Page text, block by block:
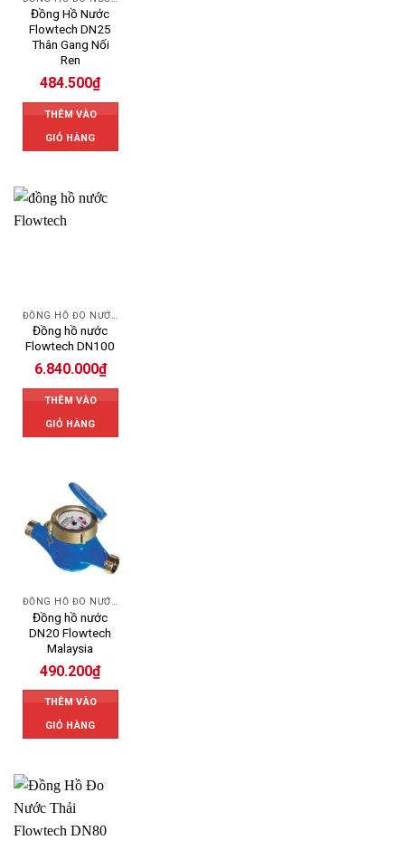
Đồng Hồ Nước
Flowtech DN25
Thân Gang Nối
Ren
484.500₫
THÊM VÀO
GIỎ HÀNG
Đồng hồ nước
Flowtech DN100
6.840.000₫
THÊM VÀO
GIỎ HÀNG
Đồng hồ nước
DN20 Flowtech
Malaysia
490.200₫
THÊM VÀO
GIỎ HÀNG